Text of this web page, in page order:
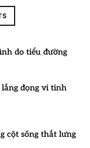
do tiểu đường
đọng vi tinh
cột sống thắt lưng